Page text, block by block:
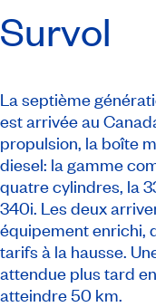
Survol
La septième
est arrivée au
propulsion, la boîte
diesel: la gamme
quatre cylindres, la
340i. Les deux
équipement enrichi,
tarifs à la hausse.
attendue plus tard
atteindre 50 km.